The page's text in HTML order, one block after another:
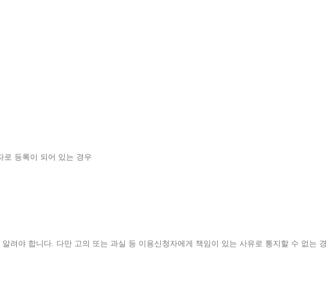
등록이 되어 있는 경우
려야 합니다. 다만 고의 또는 과실 등 이용신청자에게 책임이 있는 사유로 통지할 수 없는 경